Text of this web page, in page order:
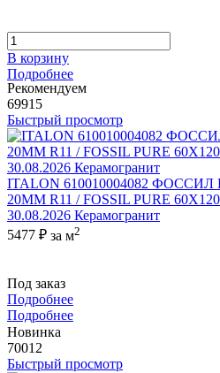
В корзину
Подробнее
Рекомендуем
69915
Быстрый просмотр
ITALON 610010004082
20MM R11 / FOSSIL PURE
30.08.2026 Керамогранит
5477 ₽ за м2
Под заказ
Подробнее
Подробнее
Новинка
70012
Быстрый просмотр